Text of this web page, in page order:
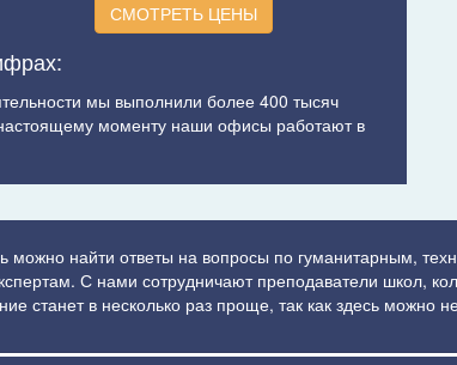
СМОТРЕТЬ ЦЕНЫ
мы выполнили более 400 тысяч
моменту наши офисы работают в
можно найти ответы на вопросы по гуманитарным,
С нами сотрудничают преподаватели школ,
станет в несколько раз проще, так как здесь можно